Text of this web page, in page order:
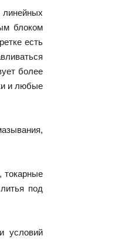
блоком
есть
более
и любые
токарные
под
условий